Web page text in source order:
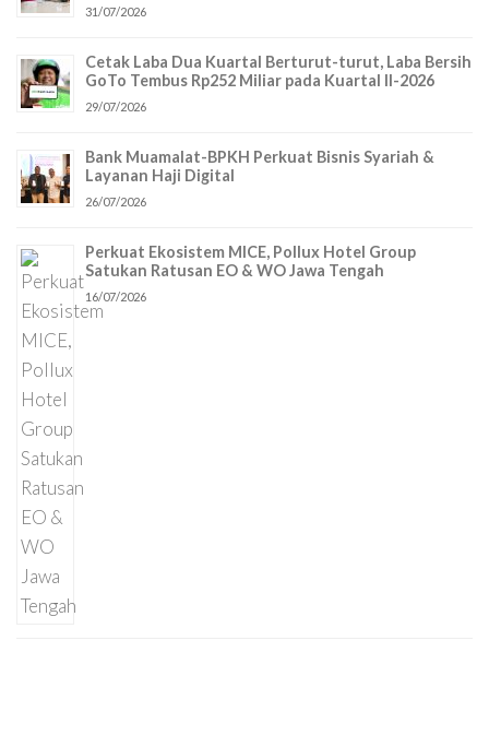
31/07/2026
Cetak Laba Dua Kuartal Berturut-turut, Laba Bersih
GoTo Tembus Rp252 Miliar pada Kuartal II-2026
29/07/2026
Bank Muamalat-BPKH Perkuat Bisnis Syariah &
Layanan Haji Digital
26/07/2026
Perkuat Ekosistem MICE, Pollux Hotel Group
Satukan Ratusan EO & WO Jawa Tengah
16/07/2026